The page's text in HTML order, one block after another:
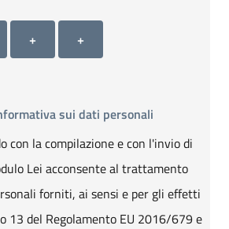
2Allegato 3
+
Allegato 4
+
sui dati personali
con la compilazione e con l'invio di
Lei acconsente al trattamento
forniti, ai sensi e per gli effetti
13 del Regolamento EU 2016/679 e